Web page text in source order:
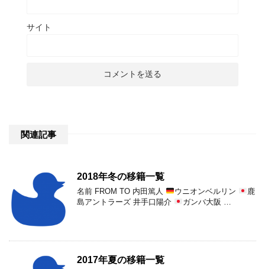
サイト
関連記事
2018年冬の移籍一覧
名前 FROM TO 内田篤人 ウニオンベルリン
鹿
島アントラーズ 井手口陽介
ガンバ大阪 …
2017年夏の移籍一覧